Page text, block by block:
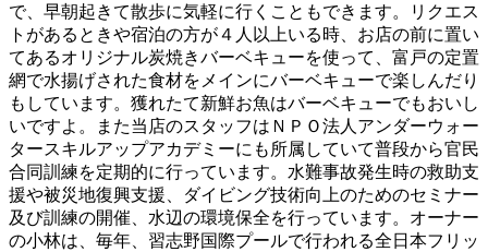
で、早朝起きて散歩に気軽に行くこともできます。リクエス
トがあるときや宿泊の方が４人以上いる時、お店の前に置い
てあるオリジナル炭焼きバーベキューを使って、富戸の定置
網で水揚げされた食材をメインにバーベキューで楽しんだり
もしています。獲れたて新鮮お魚はバーベキューでもおいし
いですよ。また当店のスタッフはＮＰＯ法人アンダーウォー
タースキルアップアカデミーにも所属していて普段から官民
合同訓練を定期的に行っています。水難事故発生時の救助支
援や被災地復興支援、ダイビング技術向上のためのセミナー
及び訓練の開催、水辺の環境保全を行っています。オーナー
の小林は、毎年、習志野国際プールで行われる全日本フリッ